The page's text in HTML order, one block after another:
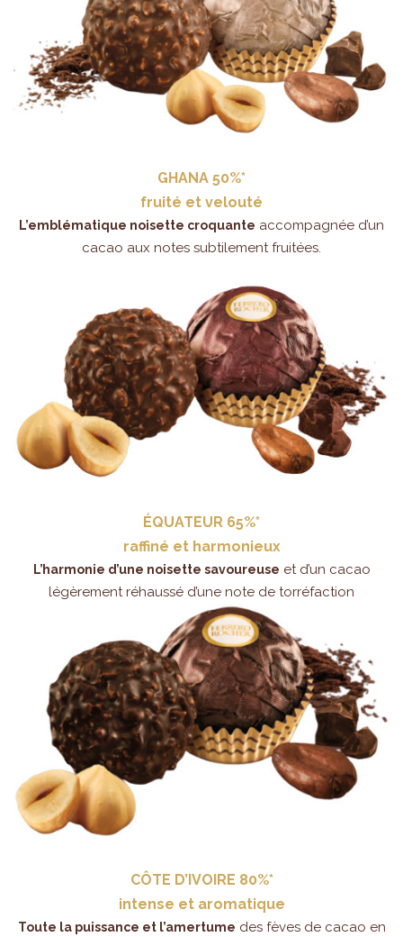
GHANA 50%*
fruité et velouté
L’emblématique noisette croquante accompagnée d’un
cacao aux notes subtilement fruitées.
ÉQUATEUR 65%*
raffiné et harmonieux
L’harmonie d’une noisette savoureuse et d’un cacao
légèrement réhaussé d’une note de torréfaction
CÔTE D’IVOIRE 80%*
intense et aromatique
Toute la puissance et l’amertume des fèves de cacao en